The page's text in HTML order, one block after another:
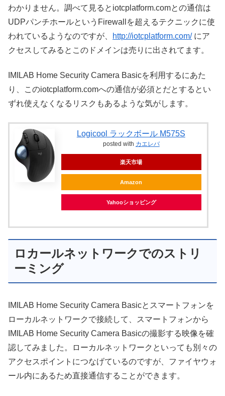
わかりません。調べて見るとiotcplatform.comとの通信は
UDPパンチホールというFirewallを超えるテクニックに使
われているようなのですが、
http://iotcplatform.com/にア
クセスしてみるとこのドメインは売りに出されてます。
IMILAB Home Security Camera Basicを利用するにあた
り、このiotcplatform.comへの通信が必須とだとするとい
ずれ使えなくなるリスクもあるような気がします。
Logicool ラックボール M575S
posted with カエレバ
楽天市場
Amazon
Yahooショッピング
ロカールネットワークでのストリ
ーミング
IMILAB Home Security Camera Basicとスマートフォンを
ローカルネットワークで接続して、スマートフォンから
IMILAB Home Security Camera Basicの撮影する映像を確
認してみました。ローカルネットワークといっても別々の
アクセスポイントにつなげているのですが、ファイヤウォ
ール内にあるため直接通信することができます。